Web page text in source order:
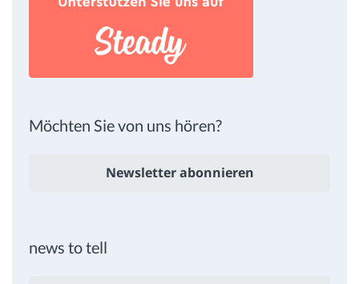
Möchten Sie von uns hören?
Newsletter abonnieren
news to tell